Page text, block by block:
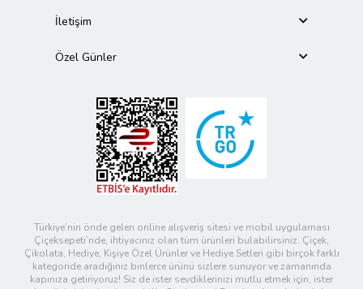
İletişim
Özel Günler
Türkiye’nin önde gelen online alışveriş sitesi ve mobil uygulaması
Çiçeksepeti’nde, ihtiyacınız olan tüm ürünleri bulabilirsiniz. Çiçek,
Çikolata, Hediye, Kişiye Özel Ürünler ve Hediye Setleri gibi birçok farklı
kategoride aradığınız binlerce ürünü sizlere sunuyor ve zamanında
kapınıza getiriyoruz! Siz de ister sevdiklerinizi mutlu etmek için, ister